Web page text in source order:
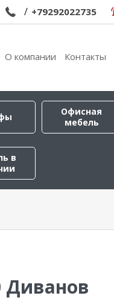
/ +79292022735
О компании Контакты
Офисная
мебель
в
Диванов